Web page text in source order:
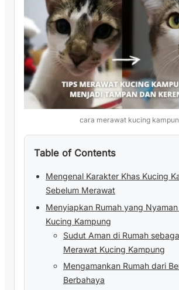
cara merawat kucing
Table of Contents
Mengenal Karakter Khas Kucing
Sebelum Merawat
Menyiapkan Rumah yang
Kucing Kampung
Sudut Aman di Rumah
Merawat Kucing Kampung
Mengamankan Rumah dari
Berbahaya